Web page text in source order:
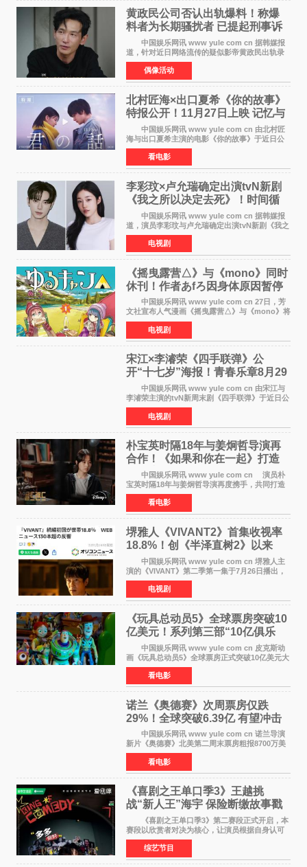
黄政民公司否认出轨爆料！称爆
料者为长期骚扰者 已提起刑事诉
中国娱乐网讯 www yule com cn 据韩媒报
道，针对近日网络流传的疑似影帝黄政民出轨录
音及短信爆料，黄政民所属经纪公司于今日正式
发表声明，明确否认相关传闻。 公司表示，
爆料者是一名长
偶像活动
北村匠海×出口夏希《你的故事》
特报公开！11月27日上映 记忆与
初恋的奇幻交织
中国娱乐网讯 www yule com cn 由北村匠
海与出口夏希主演的电影《你的故事》于近日公
开特报影像，正式定档11月27日上映。 本片
改编自三秋缒同名小说，编剧由曾执笔《孤独摇
滚！》的吉田惠
看电影
李彩玟×卢允瑞确定出演tvN新剧
《我之所以决定去死》！时间循
环青春爱情来袭
中国娱乐网讯 www yule com cn 据韩媒报
道，演员李彩玟与卢允瑞确定出演tvN新剧《我之
所以决定去死》，分别担任男女主角。该剧预计
将于明年播出，引发观众期待。 本剧改编自
NAVER同名人气
电视剧
《摇曳露营△》与《mono》同时
休刊！作者あfろ因身体原因暂停
双连载
中国娱乐网讯 www yule com cn 27日，芳
文社宣布人气漫画《摇曳露营△》与《mono》将
暂停连载一段时间，原因是漫画家あfろ身体状况
不佳。 编辑部表示：一直承蒙各位对
《mono》的喜爱，
电视剧
宋江×李濬荣《四手联弹》公
开“十七岁”海报！青春乐章8月29
日奏响
中国娱乐网讯 www yule com cn 由宋江与
李濬荣主演的tvN新周末剧《四手联弹》于近日公
开十七岁版海报，以充满青春气息的画面再度点
燃观众期待。 海报中，宋江与李濬荣并肩站
在音乐教室的
电视剧
朴宝英时隔18年与姜炯哲导演再
合作！《如果和你在一起》打造
奇幻浪漫喜剧
中国娱乐网讯 www yule com cn 演员朴
宝英时隔18年与姜炯哲导演再度携手，共同打造
备受期待的浪漫喜剧新作《如果和你在一起》
（暂定名）。据OSEN报道，朴宝英将出演该片
女主角，自2008年《
看电影
堺雅人《VIVANT2》首集收视率
18.8%！创《半泽直树2》以来
TBS周日剧场最高开局
中国娱乐网讯 www yule com cn 堺雅人主
演的《VIVANT》第二季第一集于7月26日播出，
首集收视率高达18 8%，成为自2020年《半泽直
树2》首集22%以来，TBS周日剧场最高开播收视
纪录。 考虑到
电视剧
《玩具总动员5》全球票房突破10
亿美元！系列第三部“10亿俱乐
部”达成
中国娱乐网讯 www yule com cn 皮克斯动
画《玩具总动员5》全球票房正式突破10亿美元大
关。截至上周末，该片全球累计票房已达10 22亿
美元，其中北美市场贡献4 48亿美元，中国内地
票房达2 82
看电影
诺兰《奥德赛》次周票房仅跌
29%！全球突破6.39亿 有望冲击
13亿成诺兰最卖座电影
中国娱乐网讯 www yule com cn 诺兰导演
新片《奥德赛》北美第二周末票房粗报8700万美
元（周五至周日：2600万&rarr;3460万
&rarr;2640万），较首周1 24亿美元仅下跌29
6%，走势极为强劲，远超
看电影
《喜剧之王单口季3》王越挑
战“新人王”海宇 保险断缴故事戳
中生活痛点
《喜剧之王单口季3》第二赛段正式开启，本
赛段以欣赏者对决为核心，让演员根据自身认可
选择对手，在作品碰撞中完成一次喜剧创作者之
间的交流。这里有实力相当的正面对抗，也有老
朋友、老对手之
综艺节目